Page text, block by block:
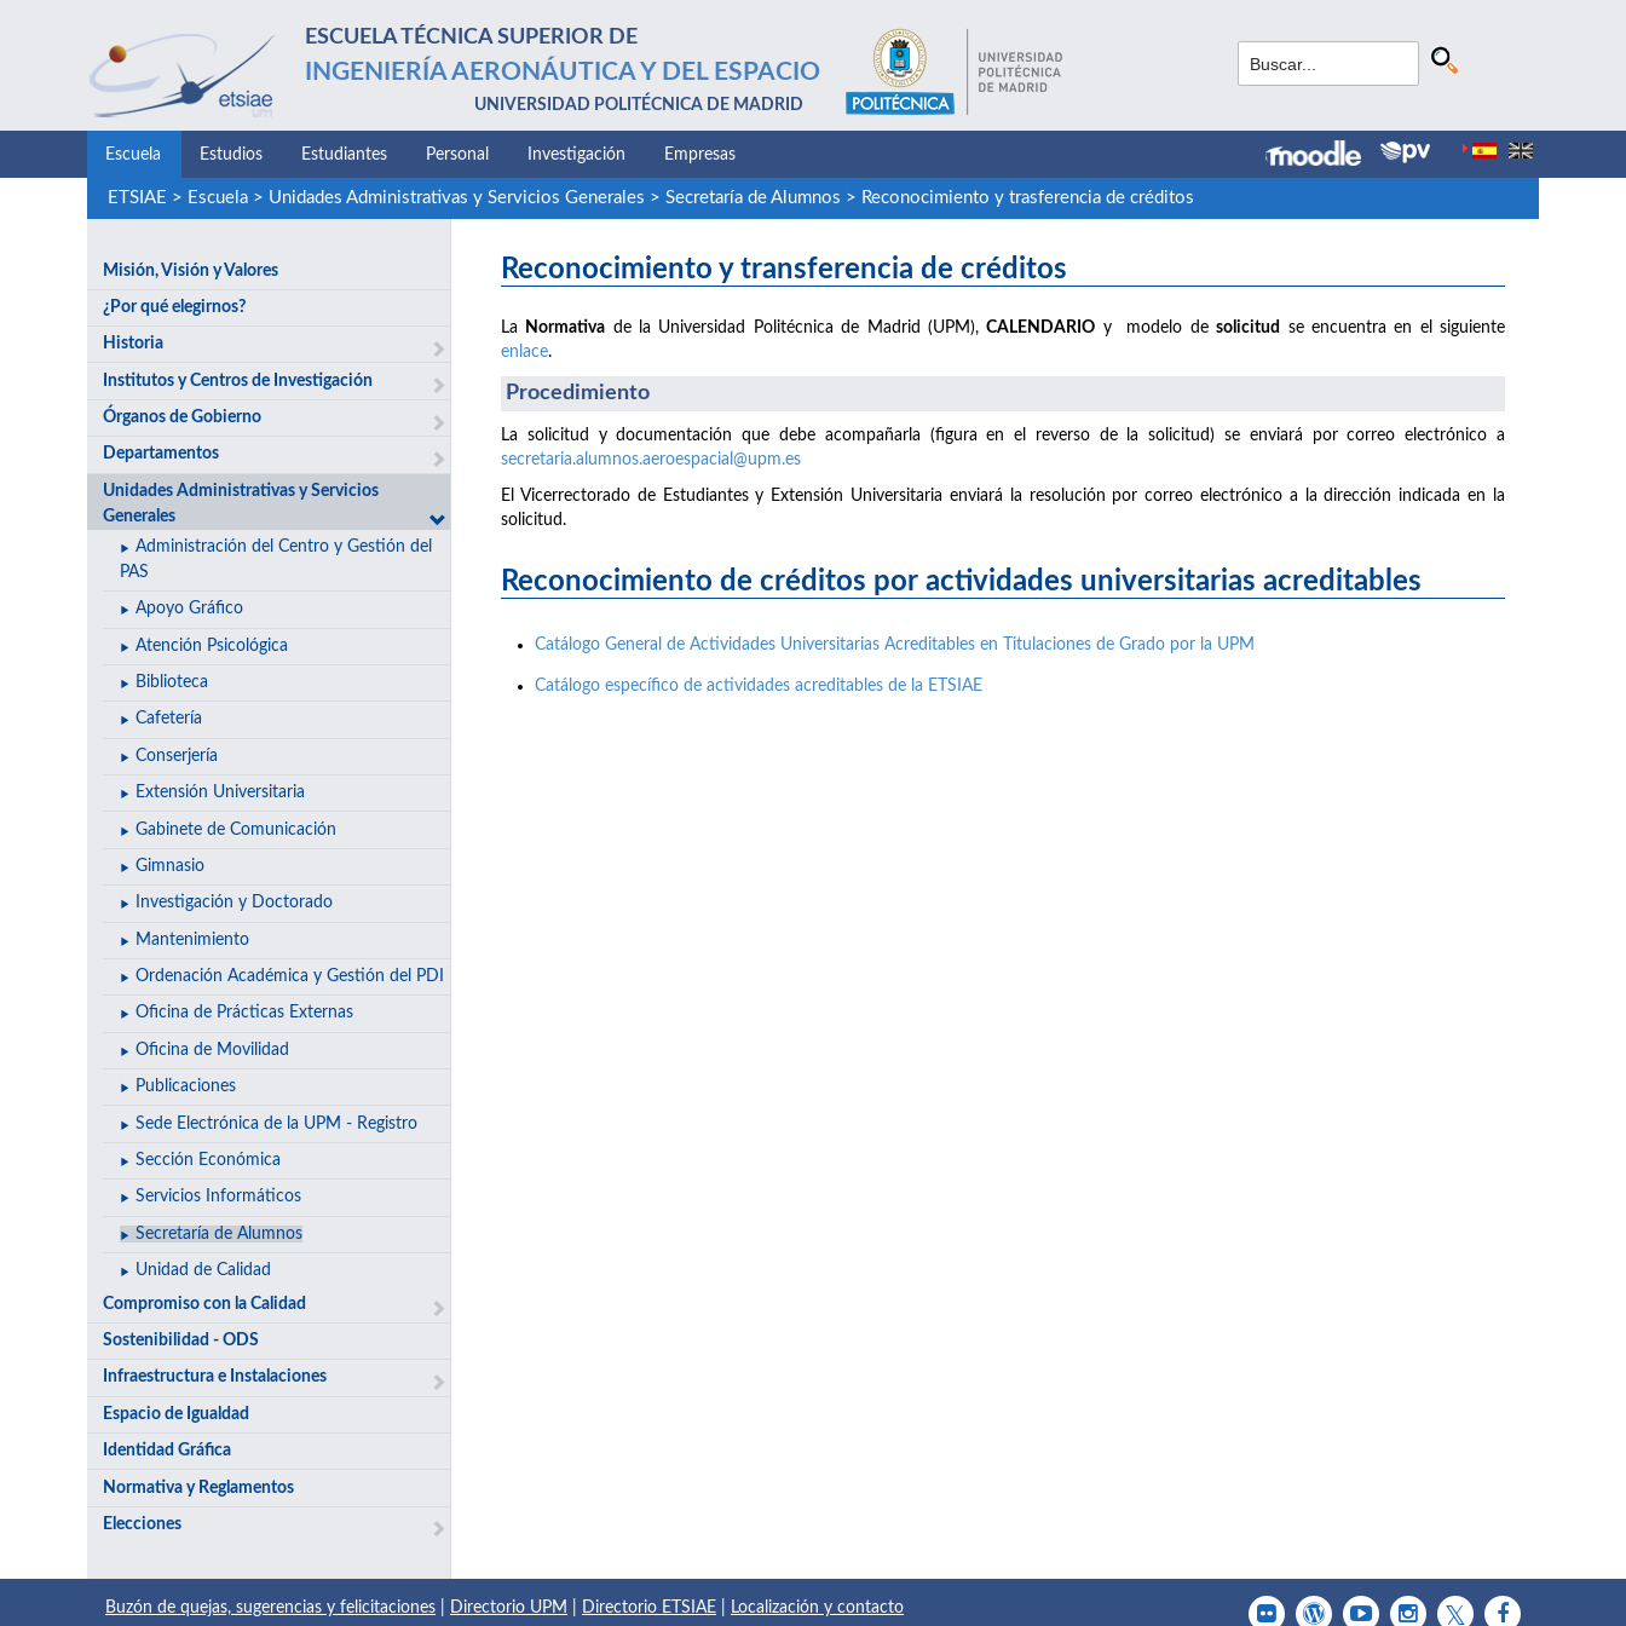
ESCUELA TÉCNICA SUPERIOR DE
INGENIERÍA AERONÁUTICA Y DEL ESPACIO
UNIVERSIDAD POLITÉCNICA DE MADRID
Escuela Estudios Estudiantes Personal Investigación Empresas
ETSIAE > Escuela> Unidades Administrativas y Servicios Generales > Secretaría de Alumnos > Reconocimiento y trasferencia de créditos
Misión, Visión y Valores
¿Por qué elegirnos?
Historia
Institutos y Centros de Investigación
Órganos de Gobierno
Departamentos
Unidades Administrativas y Servicios
Generales
Administración del Centro y Gestión del
PAS
Apoyo Gráfico
Atención Psicológica
Biblioteca
Cafetería
Conserjería
Extensión Universitaria
Gabinete de Comunicación
Gimnasio
Investigación y Doctorado
Mantenimiento
Ordenación Académica y Gestión del PDI
Oficina de Prácticas Externas
Oficina de Movilidad
Publicaciones
Sede Electrónica de la UPM - Registro
Sección Económica
Servicios Informáticos
Secretaría de Alumnos
Unidad de Calidad
Compromiso con la Calidad
Sostenibilidad - ODS
Infraestructura e Instalaciones
Espacio de Igualdad
Identidad Gráfica
Normativa y Reglamentos
Elecciones
Reconocimiento y transferencia de créditos
La Normativa de la Universidad Politécnica de Madrid (UPM),CALENDARIO y modelo desolicitud
se encuentra en el siguiente
enlace.
Procedimiento
La solicitud y documentación que debe acompañarla (figura en el reverso de la solicitud) se enviará por correo electrónico a
secretaria.alumnos.aeroespacial@upm.es
El Vicerrectorado de Estudiantes y Extensión Universitaria enviará la resolución por correo electrónico a la dirección indicada en la
solicitud.
Reconocimiento de créditos por actividades universitarias acreditables
Catálogo General de Actividades Universitarias Acreditables en Titulaciones de Grado por la UPM
Catálogo específico de actividades acreditables de la ETSIAE
Buzón de quejas, sugerencias y felicitaciones Directorio UPM Directorio ETSIAE Localización y contacto